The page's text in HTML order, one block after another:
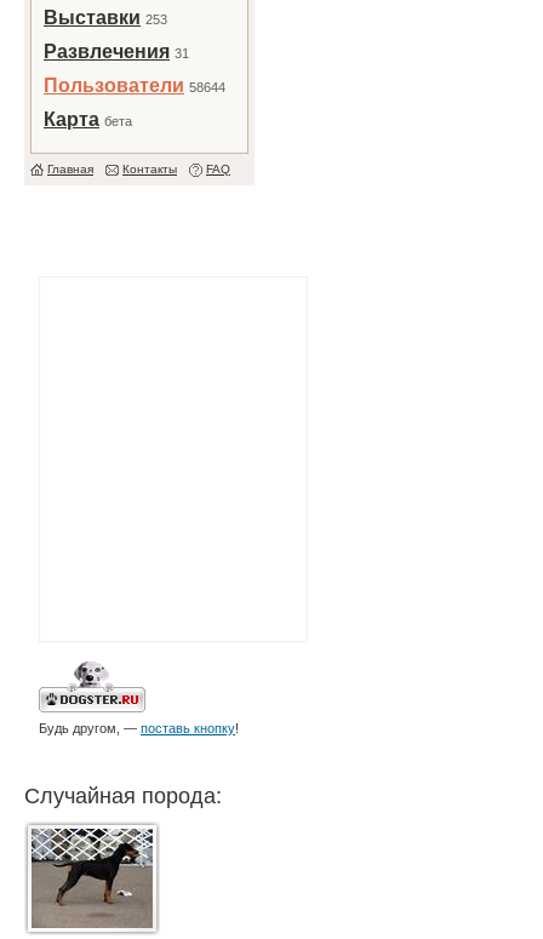
Выставки 253
Развлечения 31
Пользователи 58644
Карта бета
Главная Контакты FAQ
Будь другом, — поставь кнопку!
Случайная порода: